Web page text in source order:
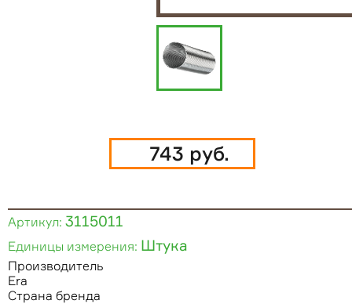
743 руб.
Артикул: 3115011
Единицы измерения: Штука
Производитель
Era
Страна бренда